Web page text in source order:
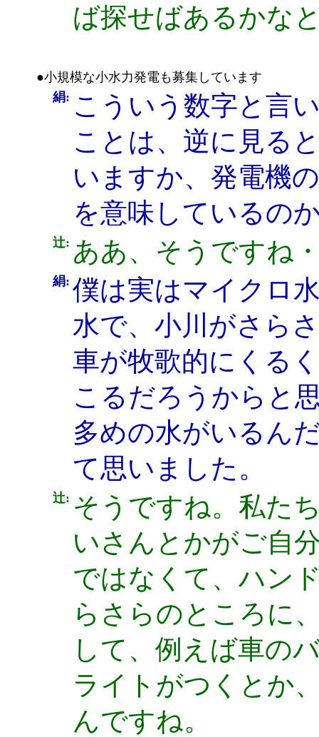
ば探せばあるかな
●小規模な小水力発電も募集しています
絹: こういう数字と言
ことは、逆に見る
いますか、発電機
を意味しているの
辻: ああ、そうですね
絹: 僕は実はマイクロ
水で、小川がさら
車が牧歌的にくる
こるだろうからと
多めの水がいるん
て思いました。
辻: そうですね。私た
いさんとかがご自
ではなくて、ハン
らさらのところに
して、例えば車の
ライトがつくとか
んですね。